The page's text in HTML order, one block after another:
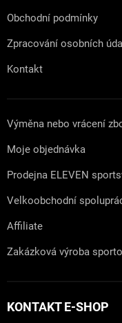
Obchodní podmínky
Zpracování osobních
Kontakt
Výměna nebo vrácení
Moje objednávka
Prodejna ELEVEN
Velkoobchodní
Affiliate
Zakázková výroba
KONTAKT E-SHOP